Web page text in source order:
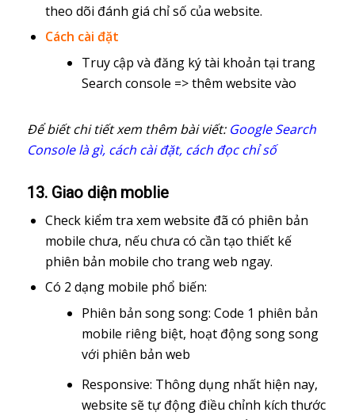
theo dõi đánh giá chỉ số của website.
Cách cài đặt
Truy cập và đăng ký tài khoản tại trang
Search console => thêm website vào
Để biết chi tiết xem thêm bài viết: Google Search
Console là gì, cách cài đặt, cách đọc chỉ số
13. Giao diện moblie
Check kiểm tra xem website đã có phiên bản
mobile chưa, nếu chưa có cần tạo thiết kế
phiên bản mobile cho trang web ngay.
Có 2 dạng mobile phổ biến:
Phiên bản song song: Code 1 phiên bản
mobile riêng biệt, hoạt động song song
với phiên bản web
Responsive: Thông dụng nhất hiện nay,
website sẽ tự động điều chỉnh kích thước